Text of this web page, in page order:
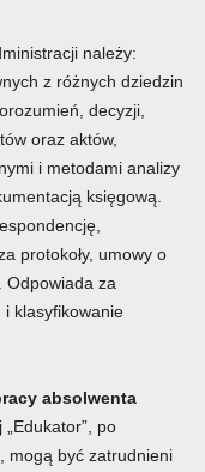
należy:
z różnych dziedzin
decyzji,
oraz aktów,
i metodami analizy
księgową.
protokoły, umowy o
Odpowiada za
i klasyfikowanie
absolwenta
po
mogą być zatrudnieni